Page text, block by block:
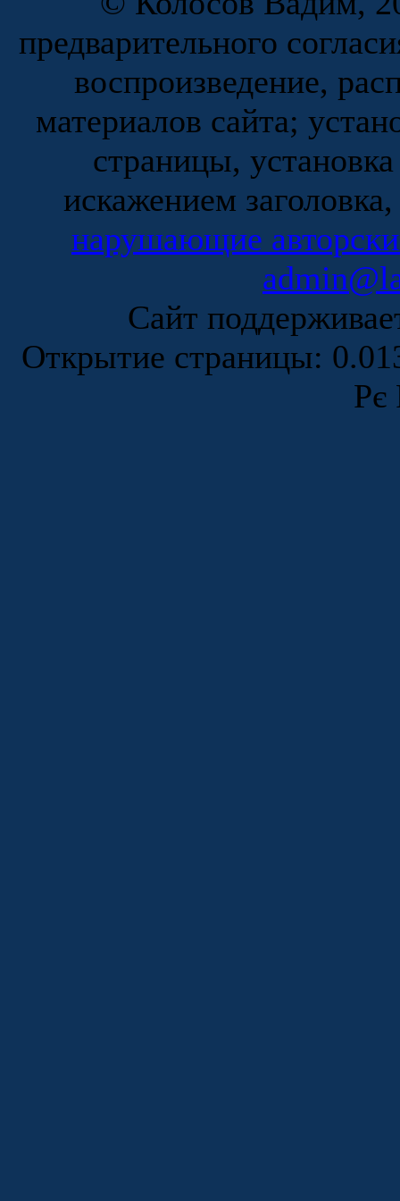
предварительного
воспроизведение,
материалов сайта;
страницы,
искажением
нарушающие
Сайт
Открытие страницы:
Рє